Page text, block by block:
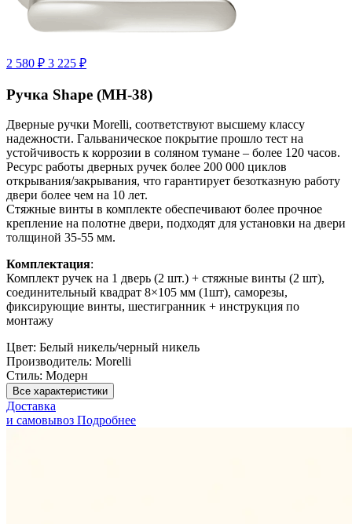
2 580 ₽ 3 225 ₽
Ручка Shape (MH-38)
Дверные ручки Morelli, соответствуют высшему классу
надежности. Гальваническое покрытие прошло тест на
устойчивость к коррозии в соляном тумане – более 120 часов.
Ресурс работы дверных ручек более 200 000 циклов
открывания/закрывания, что гарантирует безотказную работу
двери более чем на 10 лет.
Стяжные винты в комплекте обеспечивают более прочное
крепление на полотне двери, подходят для установки на двери
толщиной 35-55 мм.
Комплектация:
Комплект ручек на 1 дверь (2 шт.) + стяжные винты (2 шт),
соединительный квадрат 8×105 мм (1шт), саморезы,
фиксирующие винты, шестигранник + инструкция по
монтажу
Цвет: Белый никель/черный никель
Производитель: Morelli
Стиль: Модерн
Все характеристики
Доставка
и самовывоз Подробнее